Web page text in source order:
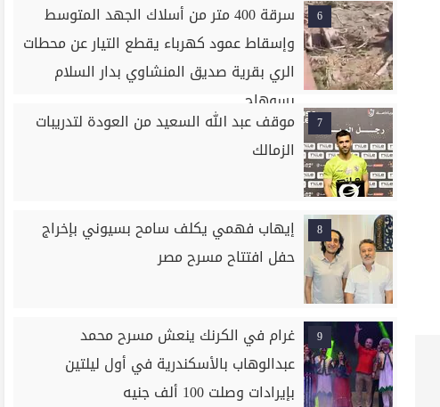
6
سرقة 400 متر من أسلاك الجهد المتوسط
وإسقاط عمود كهرباء يقطع التيار عن محطات
الري بقرية صديق المنشاوي بدار السلام
بسوهاج
7
موقف عبد الله السعيد من العودة لتدريبات
الزمالك
8
إيهاب فهمي يكلف سامح بسيوني بإخراج
حفل افتتاح مسرح مصر
9
غرام في الكرنك ينعش مسرح محمد
عبدالوهاب بالأسكندرية في أول ليلتين
بإيرادات وصلت 100 ألف جنيه